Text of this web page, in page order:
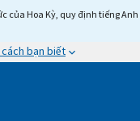
của Hoa Kỳ, quy định tiếng
bạn biết